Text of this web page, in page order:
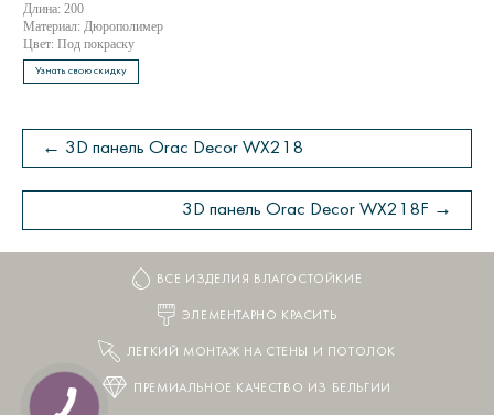
Длина: 200
Материал: Дюрополимер
Цвет: Под покраску
Узнать свою скидку
← 3D панель Orac Decor WX218
3D панель Orac Decor WX218F →
ВСЕ ИЗДЕЛИЯ ВЛАГОСТОЙКИЕ
ЭЛЕМЕНТАРНО КРАСИТЬ
ЛЕГКИЙ МОНТАЖ НА СТЕНЫ И ПОТОЛОК
ПРЕМИАЛЬНОЕ КАЧЕСТВО ИЗ БЕЛЬГИИ